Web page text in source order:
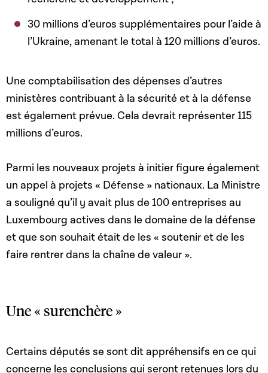
30 millions d’euros supplémentaires pour l’aide à
l’Ukraine, amenant le total à 120 millions d’euros.
Une comptabilisation des dépenses d’autres
ministères contribuant à la sécurité et à la défense
est également prévue. Cela devrait représenter 115
millions d’euros.
Parmi les nouveaux projets à initier figure également
un appel à projets « Défense » nationaux. La Ministre
a souligné qu’il y avait plus de 100 entreprises au
Luxembourg actives dans le domaine de la défense
et que son souhait était de les « soutenir et de les
faire rentrer dans la chaîne de valeur ».
Une « surenchère »
Certains députés se sont dit appréhensifs en ce qui
concerne les conclusions qui seront retenues lors du